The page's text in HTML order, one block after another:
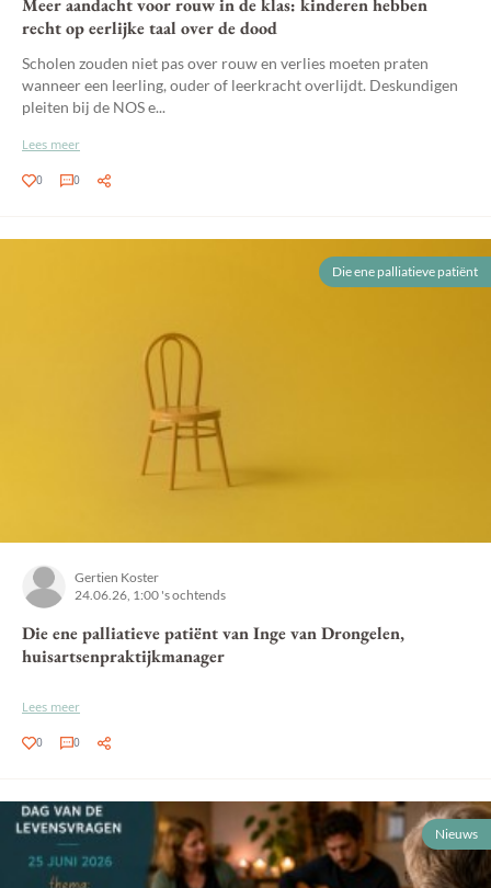
Meer aandacht voor rouw in de klas: kinderen hebben
recht op eerlijke taal over de dood
Scholen zouden niet pas over rouw en verlies moeten praten
wanneer een leerling, ouder of leerkracht overlijdt. Deskundigen
pleiten bij de NOS e...
Lees meer
0 0
Die ene palliatieve patiënt
Gertien Koster
24.06.26, 1:00 's ochtends
Die ene palliatieve patiënt van Inge van Drongelen,
huisartsenpraktijkmanager
Lees meer
0 0
Nieuws